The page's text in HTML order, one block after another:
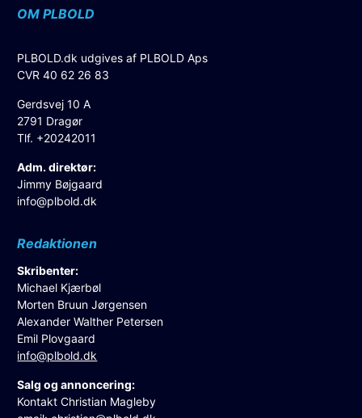
OM PLBOLD
PLBOLD.dk udgives af PLBOLD Aps
CVR 40 62 26 83
Gerdsvej 10 A
2791 Dragør
Tlf. +20242011
Adm. direktør:
Jimmy Bøjgaard
info@plbold.dk
Redaktionen
Skribenter:
Michael Kjærbøl
Morten Bruun Jørgensen
Alexander Walther Petersen
Emil Plovgaard
info@plbold.dk
Salg og annoncering:
Kontakt Christian Magleby